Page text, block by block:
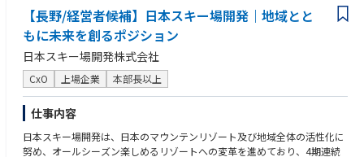
あります。
★ポジションの魅力★
本ポジションは、日常的な運用管理ではなく、グループ横断のIT戦略やシ
ステム統合、IPO準備を推進する中核ポジションです。「一からITガバナ
ンスを構築し、企業を上場へと導く」という、ビジネスパーソンとして市
場価値が最も高まるフェーズを当事者として経験できます。ご活躍次第で
は、将来的にグループ全体のIT戦略を統括するCIO（Chief Information O
fficer）など、より経営に近いポジションへのキャリアも期待しています。
■募集背景
当社は中古住宅再生事業のリーディングカンパニーとして、全国で事業拡
大を続けています。事業成長に伴い、業務プロセスの高度化やデータ活用
の推進、AIをはじめとする新たなテクノロジーの活用が重要な経営課題と
なっています。
今後さらなる成長を実現するためには、全社横断でDX戦略を推進し、業務
改革やシステム基盤の整備を加速させることが不可欠です。そこで今回、
経営と現場をつなぎながら、DX推進をリードいただくDX推進マネージャ
ーを募集することに決定いたしました。
・IT統制、情報セキュリティ、個人情報保護、J-SOX対応など、ITガバナン
ス領域に関する知見・実務経験
・IT投資計画の策定、予算管理、ROI評価、および経営層への稟議・提案
を行った経験
・AI、生成AIを活用した業務改革や生産性向上施策の企画・導入経験
・SalesforceをはじめとするCRM／SFAツール、BIツール、データ基盤等の
導入・定着化・活用促進をリードした経験
・DX推進組織、情報システム部門、プロジェクトチーム等の立ち上げ、組
織運営、マネジメント経験
【長野/経営者候補】日本スキー場開発｜地域とと
もに未来を創るポジション
日本スキー場開発株式会社
CxO 上場企業 本部長以上
仕事内容
日本スキー場開発は、日本のマウンテンリゾート及び地域全体の活性化に
努め、オールシーズン楽しめるリゾートへの変革を進めており、4期連続